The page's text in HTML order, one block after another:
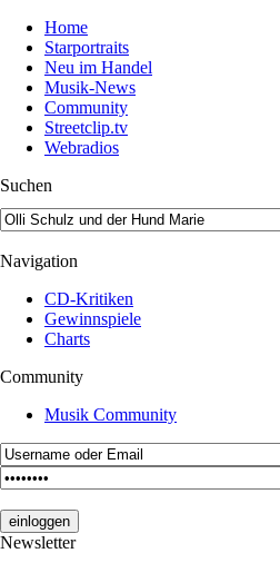
Home
Starportraits
Neu im Handel
Musik-News
Community
Streetclip.tv
Webradios
Suchen
Navigation
CD-Kritiken
Gewinnspiele
Charts
Community
Musik Community
Newsletter